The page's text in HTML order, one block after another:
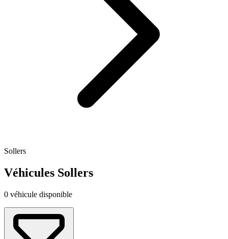
Sollers
Véhicules Sollers
0 véhicule disponible